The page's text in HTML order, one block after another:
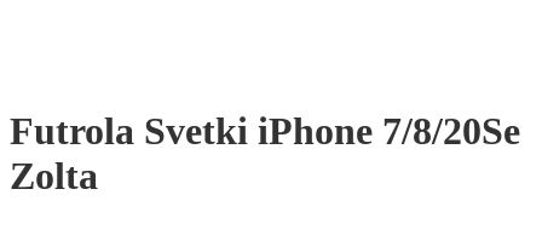
Futrola Svetki iPhone 7/8/20Se
Zolta